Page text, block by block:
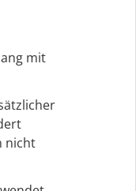
mit
nicht